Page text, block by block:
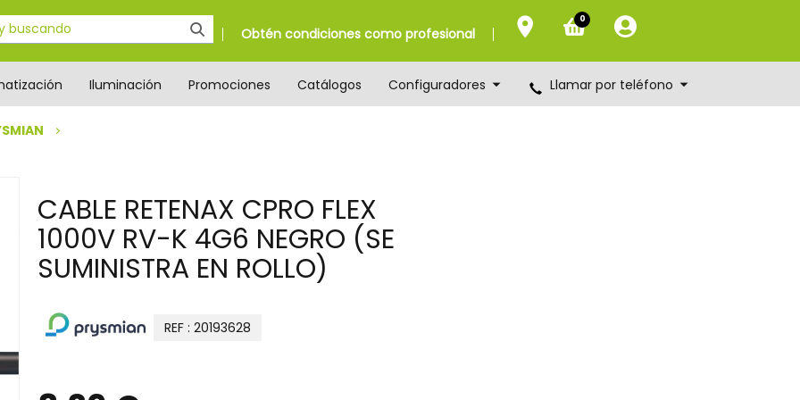
Obtén condiciones como profesional
0
Iluminación Promociones Catálogos Configuradores Llamar por teléfono
CABLE RETENAX CPRO FLEX
1000V RV-K 4G6 NEGRO (SE
SUMINISTRA EN ROLLO)
REF : 20193628